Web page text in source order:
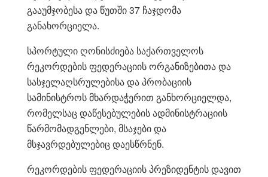
გააუმჯობესა და წუთში 37 ჩაჯდომა
განახორციელა.
სპორტული ღონისძიება საქართველოს
რეკორდების ფედერაციის ორგანიზებითა და
სასჯელაღსრულებისა და პრობაციის
სამინისტროს მხარდაჭერით განხორციელდა,
რომელსაც დაწესებულების ადმინისტრაციის
წარმომადგენლები, მსაჯები და
მსჯავრდებულებიც დაესწრნენ.
რეკორდების ფედერაციის პრეზიდენტის დავით